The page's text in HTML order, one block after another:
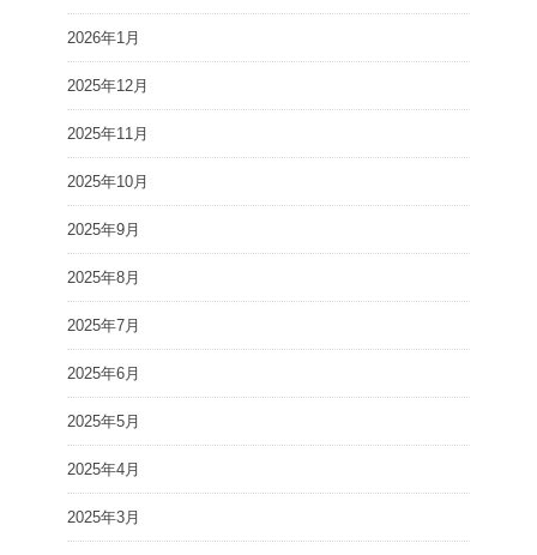
2026年1月
2025年12月
2025年11月
2025年10月
2025年9月
2025年8月
2025年7月
2025年6月
2025年5月
2025年4月
2025年3月